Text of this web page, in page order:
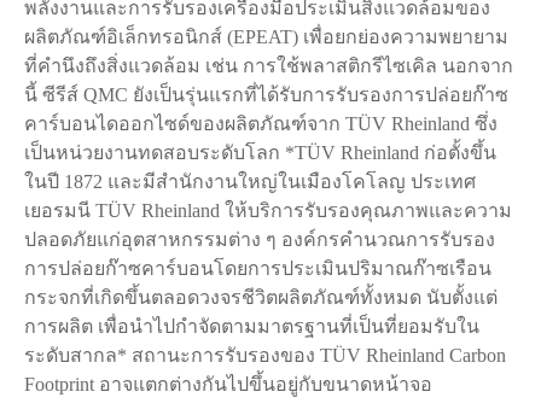
พลังงานและการรับรองเครื่องมือประเมินสิ่งแวดล้อมของ
ผลิตภัณฑ์อิเล็กทรอนิกส์ (EPEAT) เพื่อยกย่องความพยายาม
ที่คำนึงถึงสิ่งแวดล้อม เช่น การใช้พลาสติกรีไซเคิล นอกจาก
นี้ ซีรีส์ QMC ยังเป็นรุ่นแรกที่ได้รับการรับรองการปล่อยก๊าซ
คาร์บอนไดออกไซด์ของผลิตภัณฑ์จาก TÜV Rheinland ซึ่ง
เป็นหน่วยงานทดสอบระดับโลก *TÜV Rheinland ก่อตั้งขึ้น
ในปี 1872 และมีสำนักงานใหญ่ในเมืองโคโลญ ประเทศ
เยอรมนี TÜV Rheinland ให้บริการรับรองคุณภาพและความ
ปลอดภัยแก่อุตสาหกรรมต่าง ๆ องค์กรคำนวณการรับรอง
การปล่อยก๊าซคาร์บอนโดยการประเมินปริมาณก๊าซเรือน
กระจกที่เกิดขึ้นตลอดวงจรชีวิตผลิตภัณฑ์ทั้งหมด นับตั้งแต่
การผลิต เพื่อนำไปกำจัดตามมาตรฐานที่เป็นที่ยอมรับใน
ระดับสากล* สถานะการรับรองของ TÜV Rheinland Carbon
Footprint อาจแตกต่างกันไปขึ้นอยู่กับขนาดหน้าจอ